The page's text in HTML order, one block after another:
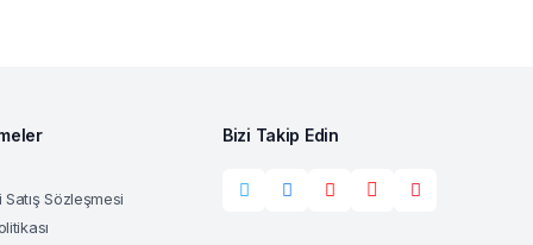
Sözleşmesi
Bizi Takip Edin